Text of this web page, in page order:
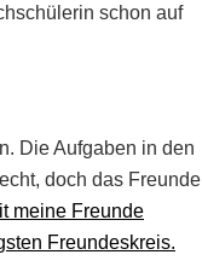
schon auf
Die Aufgaben in den
doch das Freunde
meine Freunde
Freundeskreis.